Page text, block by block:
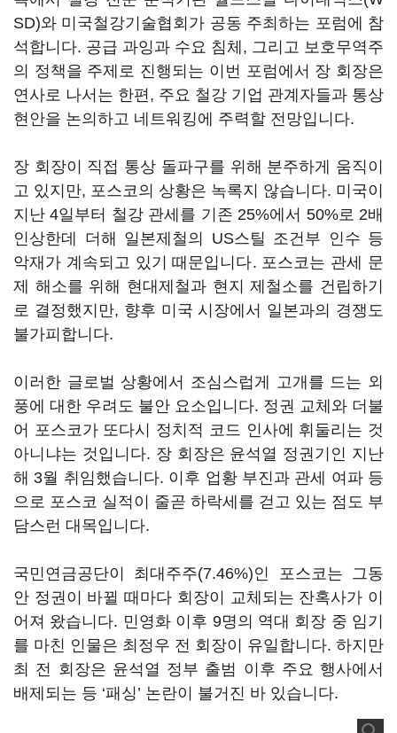
SD)와 미국철강기술협회가 공동 주최하는 포럼에 참
석합니다. 공급 과잉과 수요 침체 , 그리고 보호무역주
의 정책을 주제로 진행되는 이번 포럼에서 장 회장은
연사로 나서는 한편, 주요 철강 기업 관계자들과 통상
현안을 논의하고 네트워킹에 주력할 전망입니다.
장 회장이 직접 통상 돌파구를 위해 분주하게 움직이
고 있지만, 포스코의 상황은 녹록지 않습니다. 미국이
지난4일부터 철강 관세를 기존 25%에서 50%로 2배
인상한데 더해 일본제철의 US스틸 조건부 인수 등
악재가 계속되고 있기 때문입니다. 포스코는 관세 문
제 해소를 위해 현대제철과 현지 제철소를 건립하기
로 결정했지만, 향후 미국 시장에서 일본과의 경쟁도
불가피합니다.
이러한 글로벌 상황에서 조심스럽게 고개를 드는 외
풍에 대한 우려도 불안 요소입니다. 정권 교체와 더불
어 포스코가 또다시 정치적 코드 인사에 휘둘리는 것
아니냐는 것입니다. 장 회장은 윤석열 정권기인 지난
해 3월 취임했습니다. 이후 업황 부진과 관세 여파 등
으로 포스코 실적이 줄곧 하락세를 걷고 있는 점도 부
담스런 대목입니다.
국민연금공단이 최대주주(7.46%)인 포스코는 그동
안 정권이 바뀔 때마다 회장이 교체되는 잔혹사가 이
어져 왔습니다. 민영화 이후 9명의 역대 회장 중 임기
를 마친 인물은 최정우 전 회장이 유일합니다. 하지만
최 전 회장은 윤석열 정부 출범 이후 주요 행사에서
배제되는 등 ‘패싱’ 논란이 불거진 바 있습니다.